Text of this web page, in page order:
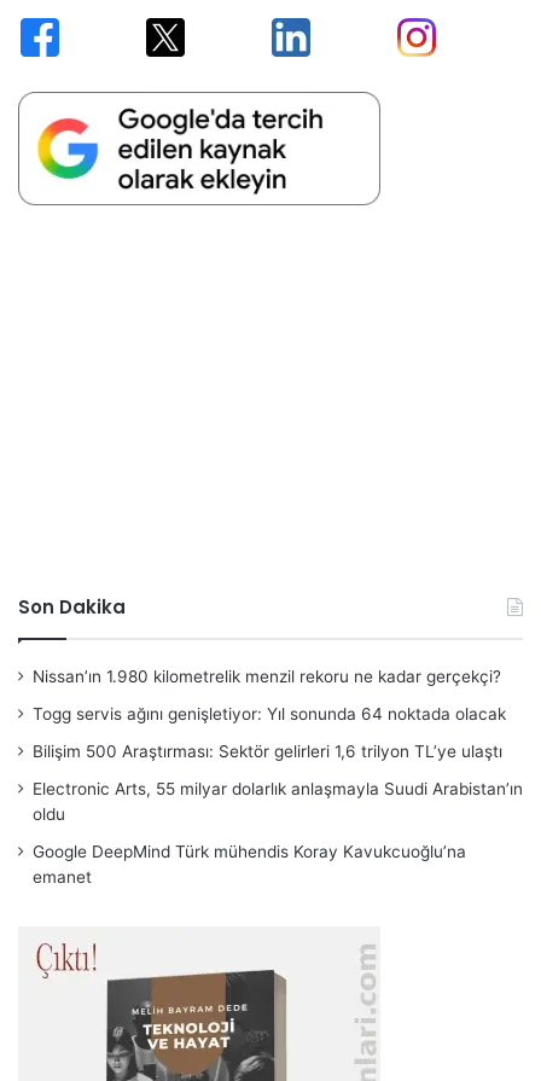
Son Dakika
Nissan’ın 1.980 kilometrelik menzil rekoru ne kadar gerçekçi?
Togg servis ağını genişletiyor: Yıl sonunda 64 noktada olacak
Bilişim 500 Araştırması: Sektör gelirleri 1,6 trilyon TL’ye ulaştı
Electronic Arts, 55 milyar dolarlık anlaşmayla Suudi Arabistan’ın
oldu
Google DeepMind Türk mühendis Koray Kavukcuoğlu’na
emanet